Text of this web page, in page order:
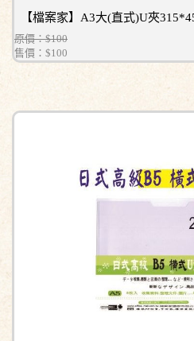
【檔案家】A3大(直式)U夾
原價：$100
售價： $100